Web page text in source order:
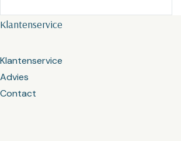
Klantenservice
Klantenservice
Advies
Contact